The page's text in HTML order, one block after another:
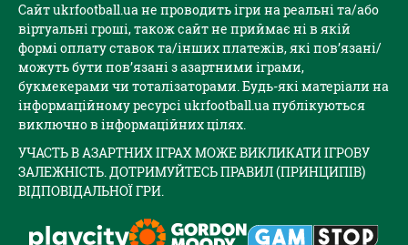
Сайт ukrfootball.ua не проводить ігри на реальні та/або
віртуальні гроші, також сайт не приймає ні в якій
формі оплату ставок та/інших платежів, які пов’язані/
можуть бути пов’язані з азартними іграми,
букмекерами чи тоталізаторами. Будь-які матеріали на
інформаційному ресурсі ukrfootball.ua публікуються
виключно в інформаційних цілях.
УЧАСТЬ В АЗАРТНИХ ІГРАХ МОЖЕ ВИКЛИКАТИ ІГРОВУ
ЗАЛЕЖНІСТЬ. ДОТРИМУЙТЕСЬ ПРАВИЛ (ПРИНЦИПІВ)
ВІДПОВІДАЛЬНОЇ ГРИ.